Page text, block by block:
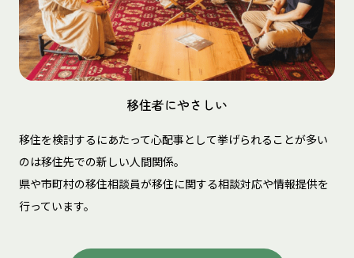
移住者にやさしい
移住を検討するにあたって心配事として挙げられることが多い
のは移住先での新しい人間関係。
県や市町村の移住相談員が移住に関する相談対応や情報提供を
行っています。